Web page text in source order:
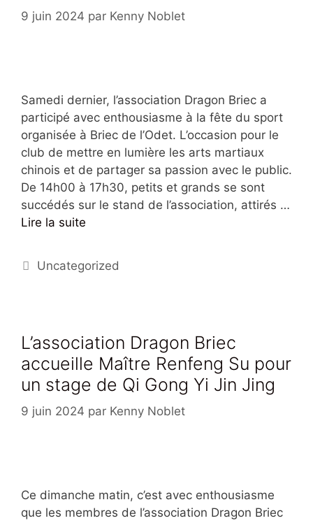
9 juin 2024 par Kenny Noblet
Samedi dernier, l’association Dragon Briec a
participé avec enthousiasme à la fête du sport
organisée à Briec de l’Odet. L’occasion pour le
club de mettre en lumière les arts martiaux
chinois et de partager sa passion avec le public.
De 14h00 à 17h30, petits et grands se sont
succédés sur le stand de l’association, attirés …
Lire la suite
Uncategorized
L’association Dragon Briec
accueille Maître Renfeng Su pour
un stage de Qi Gong Yi Jin Jing
9 juin 2024 par Kenny Noblet
Ce dimanche matin, c’est avec enthousiasme
que les membres de l’association Dragon Briec